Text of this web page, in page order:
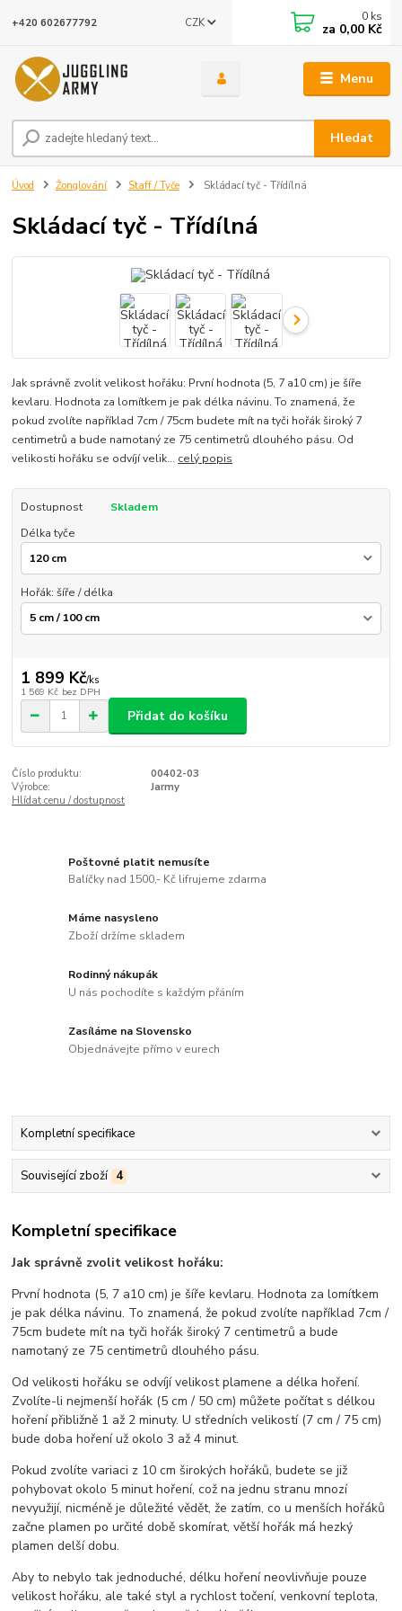
Menu
CZK
Hledat
+420 602677792 0 ks
za 0,00 Kč
Úvod Žonglování Staff / Tyče Skládací tyč - Třídílná
Skládací tyč - Třídílná
Jak správně zvolit velikost hořáku: První hodnota (5, 7 a10 cm) je šíře
kevlaru. Hodnota za lomítkem je pak délka návinu. To znamená, že
pokud zvolíte například 7cm / 75cm budete mít na tyči hořák široký 7
centimetrů a bude namotaný ze 75 centimetrů dlouhého pásu. Od
velikosti hořáku se odvíjí velik... celý popis
Dostupnost
Skladem
Délka tyče
Hořák: šíře / délka
1 899 Kč/ks
1 569 Kč bez DPH
Přidat do košíku
Číslo produktu:
00402-03
Výrobce:
Jarmy
Hlídat cenu / dostupnost
Poštovné platit nemusíte
Balíčky nad 1500,- Kč lifrujeme zdarma
Máme nasysleno
Zboží držíme skladem
Rodinný nákupák
U nás pochodíte s každým přáním
Zasíláme na Slovensko
Objednávejte přímo v eurech
Kompletní specifikace
Související zboží 4
Kompletní specifikace
Jak správně zvolit velikost hořáku:
První hodnota (5, 7 a10 cm) je šíře kevlaru. Hodnota za lomítkem
je pak délka návinu. To znamená, že pokud zvolíte například 7cm /
75cm budete mít na tyči hořák široký 7 centimetrů a bude
namotaný ze 75 centimetrů dlouhého pásu.
Od velikosti hořáku se odvíjí velikost plamene a délka hoření.
Zvolíte-li nejmenší hořák (5 cm / 50 cm) můžete počítat s délkou
hoření přibližně 1 až 2 minuty. U středních velikostí (7 cm / 75 cm)
bude doba hoření už okolo 3 až 4 minut.
Pokud zvolíte variaci z 10 cm širokých hořáků, budete se již
pohybovat okolo 5 minut hoření, což na jednu stranu mnozí
nevyužijí, nicméně je důležité vědět, že zatím, co u menších hořáků
začne plamen po určité době skomírat, větší hořák má hezký
plamen delší dobu.
Aby to nebylo tak jednoduché, délku hoření neovlivňuje pouze
velikost hořáku, ale také styl a rychlost točení, venkovní teplota,